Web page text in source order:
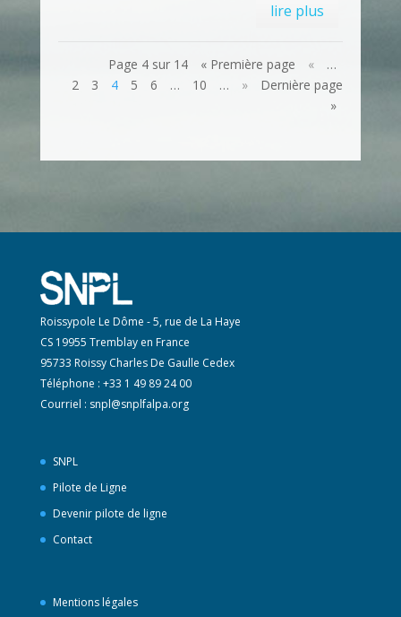
lire plus
Page 4 sur 14 « Première page «
…
2
3 4 5 6 … 10 … »
Dernière page
»
Roissypole Le Dôme - 5, rue de La Haye
CS 19955 Tremblay en France
95733 Roissy Charles De Gaulle Cedex
Téléphone : +33 1 49 89 24 00
Courriel : snpl@snplfalpa.org
SNPL
Pilote de Ligne
Devenir pilote de ligne
Contact
Mentions légales